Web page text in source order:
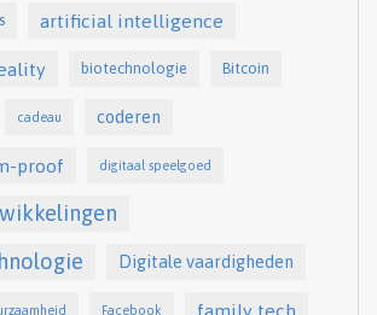
artificial intelligence
biotechnologie Bitcoin
cadeau coderen
proof digitaal speelgoed
Digitale vaardigheden
Facebook family tech